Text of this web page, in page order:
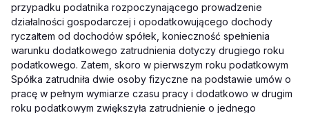
przypadku podatnika rozpoczynającego prowadzenie
działalności gospodarczej i opodatkowującego dochody
ryczałtem od dochodów spółek, konieczność spełnienia
warunku dodatkowego zatrudnienia dotyczy drugiego roku
podatkowego. Zatem, skoro w pierwszym roku podatkowym
Spółka zatrudniła dwie osoby fizyczne na podstawie umów o
pracę w pełnym wymiarze czasu pracy i dodatkowo w drugim
roku podatkowym zwiększyła zatrudnienie o jednego